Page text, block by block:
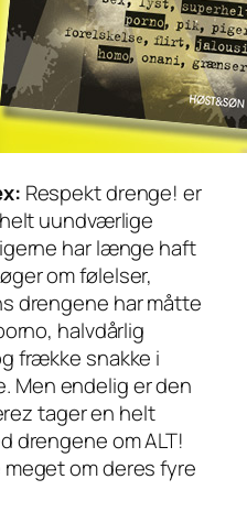
Respekt drenge! er
uundværlige
har længe haft
om følelser,
drengene har måtte
halvdårlig
frække snakke i
Men endelig er den
tager en helt
drengene om ALT!
om deres fyre